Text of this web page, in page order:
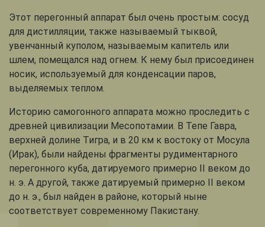
Этот перегонный аппарат был очень простым: сосуд
для дистилляции, также называемый тыквой,
увенчанный куполом, называемым капитель или
шлем, помещался над огнем. К нему был присоединен
носик, используемый для конденсации паров,
выделяемых теплом.
Историю самогонного аппарата можно проследить с
древней цивилизации Месопотамии. В Тепе Гавра,
верхней долине Тигра, и в 20 км к востоку от Мосула
(Ирак), были найдены фрагменты рудиментарного
перегонного куба, датируемого примерно II веком до
н. э. А другой, также датируемый примерно II веком
до н. э., был найден в районе, который ныне
соответствует современному Пакистану.